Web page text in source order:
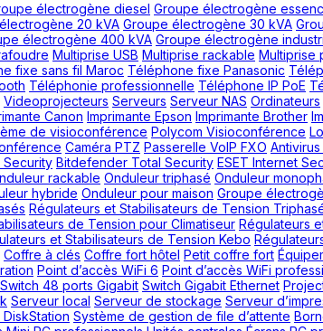
électrogène diesel Groupe électrogène
20 kVA Groupe électrogène 30 kVA
électrogène 400 kVA Groupe électrogène
Multiprise USB Multiprise rackable Multiprise
fixe sans fil Maroc Téléphone fixe Panasonic
Téléphonie professionnelle Téléphone IP PoE
Videoprojecteurs Serveurs Serveur NAS Ordinateurs
Canon Imprimante Epson Imprimante Brother
de visioconférence Polycom Visioconférence
Caméra PTZ Passerelle VoIP FXO
Security Bitdefender Total Security ESET Internet
rackable Onduleur triphasé Onduleur
hybride Onduleur pour maison Groupe
Régulateurs et Stabilisateurs de Tension
de Tension pour Climatiseur Régulateurs
et Stabilisateurs de Tension Kebo
Coffre à clés Coffre fort hôtel Petit coffre fort
Point d’accès WiFi 6 Point d’accès WiFi
Switch 48 ports Gigabit Switch Gigabit Ethernet
Serveur local Serveur de stockage Serveur
Système de gestion de file d’attente